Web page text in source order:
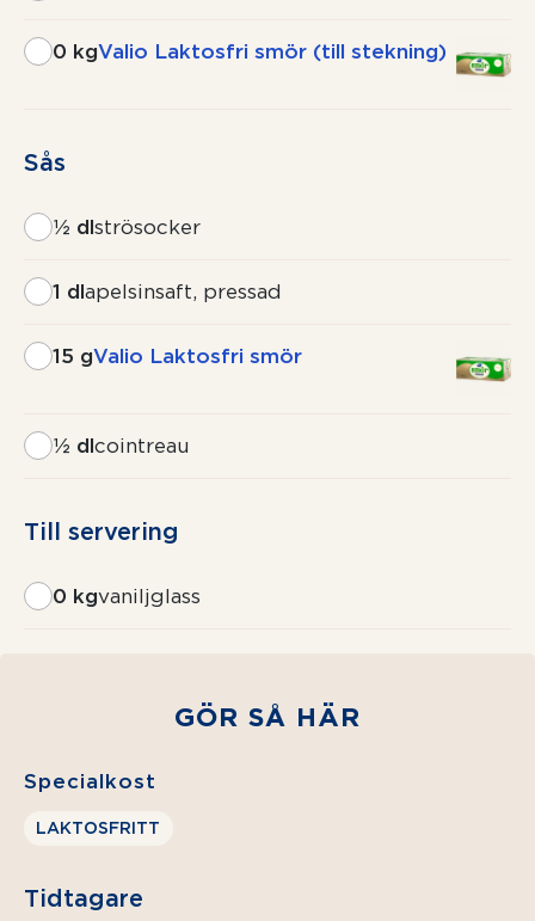
0 kgValio Laktosfri smör (till stekning)
Sås
½ dlströsocker
1 dlapelsinsaft, pressad
15 gValio Laktosfri smör
½ dlcointreau
Till servering
0 kgvaniljglass
GÖR SÅ HÄR
Specialkost
LAKTOSFRITT
Tidtagare